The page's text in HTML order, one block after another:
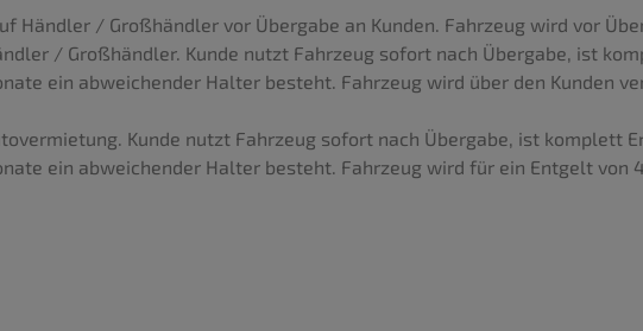
Händler / Großhändler vor Übergabe an Kunden. Fahrzeug wird vor
/ Großhändler. Kunde nutzt Fahrzeug sofort nach Übergabe, ist
ein abweichender Halter besteht. Fahrzeug wird über den Kunden
Kunde nutzt Fahrzeug sofort nach Übergabe, ist komplett
ein abweichender Halter besteht. Fahrzeug wird für ein Entgelt von